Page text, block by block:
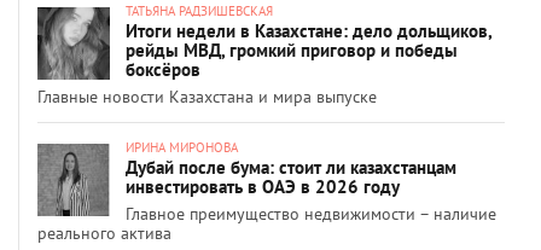
ТАТЬЯНА РАДЗИШЕВСКАЯ
Итоги недели в Казахстане: дело дольщиков,
рейды МВД, громкий приговор и победы
боксёров
Главные новости Казахстана и мира выпуске
ИРИНА МИРОНОВА
Дубай после бума: стоит ли казахстанцам
инвестировать в ОАЭ в 2026 году
Главное преимущество недвижимости – наличие
реального актива